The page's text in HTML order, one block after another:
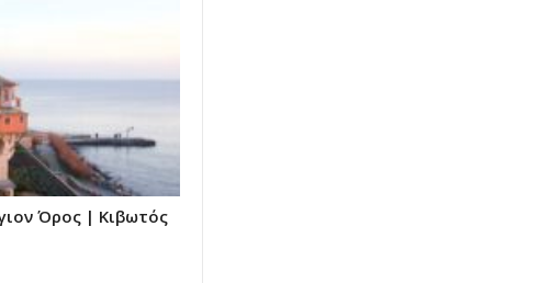
Όρος | Κιβωτός